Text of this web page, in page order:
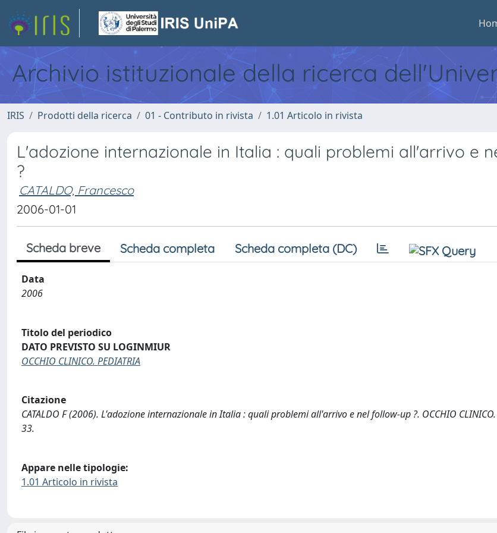
Archivio istituzionale della ricerca
IRIS Prodotti della ricerca 01 - Contributo in rivista 1.01 Articolo in rivista
L'adozione internazionale in Italia : quali problemi all'arrivo e
?
CATALDO, Francesco
2006-01-01
Scheda breve Scheda completa Scheda completa (DC)
Data
2006
Titolo del periodico
DATO PREVISTO SU LOGINMIUR
OCCHIO CLINICO. PEDIATRIA
Citazione
CATALDO F (2006). L'adozione internazionale in Italia : quali problemi all'arrivo e nel follow-up ?. OCCHIO CLINICO.
33.
Appare nelle tipologie:
1.01 Articolo in rivista